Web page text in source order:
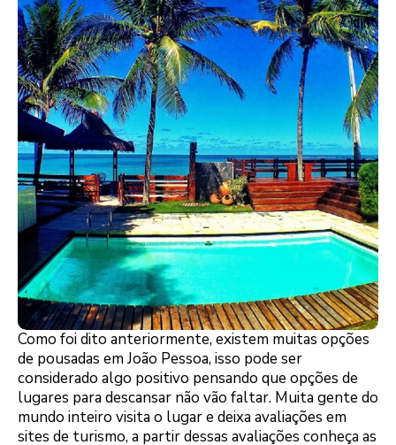
Como foi dito anteriormente, existem muitas opções
de pousadas em João Pessoa, isso pode ser
considerado algo positivo pensando que opções de
lugares para descansar não vão faltar. Muita gente do
mundo inteiro visita o lugar e deixa avaliações em
sites de turismo, a partir dessas avaliações conheça as